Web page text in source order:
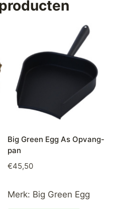
Big Green Egg As Opvang-
pan
€45,50
Merk: Big Green Egg